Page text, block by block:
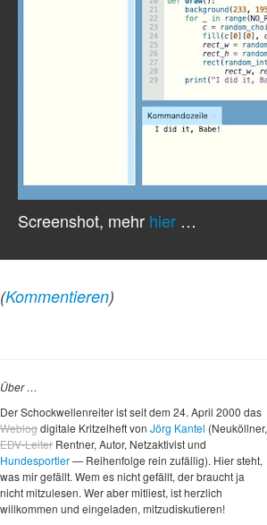
Screenshot, mehr hier …
(Kommentieren)
Über …
Der Schockwellenreiter ist seit dem 24. April 2000 das
Weblogdigitale Kritzelheft von Jörg Kantel (Neuköllner,
EDV-Leiter Rentner, Autor, Netzaktivist und
Hundesportler— Reihenfolge rein zufällig). Hier steht,
was mir gefällt. Wem es nicht gefällt, der braucht ja
nicht mitzulesen. Wer aber mitliest, ist herzlich
willkommen und eingeladen, mitzudiskutieren!